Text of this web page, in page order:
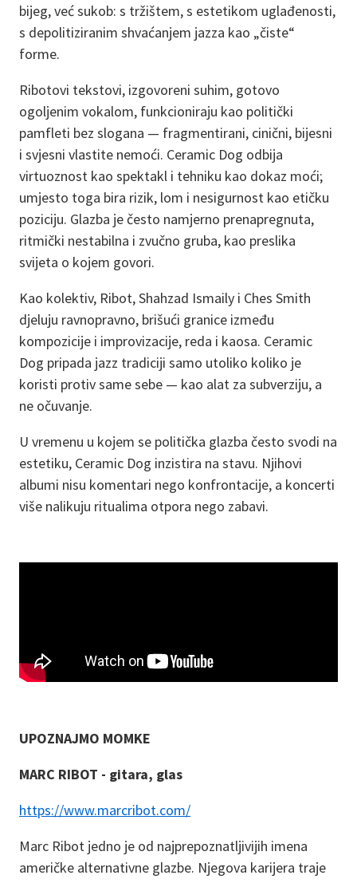
bijeg, već sukob: s tržištem, s estetikom uglađenosti,
s depolitiziranim shvaćanjem jazza kao „čiste“
forme.
Ribotovi tekstovi, izgovoreni suhim, gotovo
ogoljenim vokalom, funkcioniraju kao politički
pamfleti bez slogana — fragmentirani, cinični, bijesni
i svjesni vlastite nemoći. Ceramic Dog odbija
virtuoznost kao spektakl i tehniku kao dokaz moći;
umjesto toga bira rizik, lom i nesigurnost kao etičku
poziciju. Glazba je često namjerno prenapregnuta,
ritmički nestabilna i zvučno gruba, kao preslika
svijeta o kojem govori.
Kao kolektiv, Ribot, Shahzad Ismaily i Ches Smith
djeluju ravnopravno, brišući granice između
kompozicije i improvizacije, reda i kaosa. Ceramic
Dog pripada jazz tradiciji samo utoliko koliko je
koristi protiv same sebe — kao alat za subverziju, a
ne očuvanje.
U vremenu u kojem se politička glazba često svodi na
estetiku, Ceramic Dog inzistira na stavu. Njihovi
albumi nisu komentari nego konfrontacije, a koncerti
više nalikuju ritualima otpora nego zabavi.
UPOZNAJMO MOMKE
MARC RIBOT - gitara, glas
https://www.marcribot.com/
Marc Ribot jedno je od najprepoznatljivijih imena
američke alternativne glazbe. Njegova karijera traje